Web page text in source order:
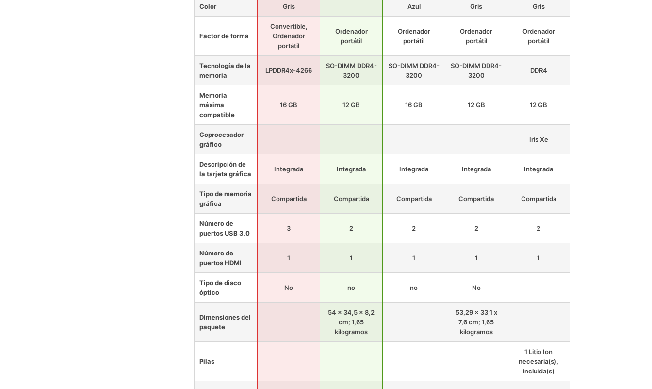
Color Gris Azul Gris Gris
Factor de forma
Convertible,
Ordenador
portátil
Ordenador
portátil
Ordenador
portátil
Ordenador
portátil
Ordenador
portátil
Tecnología de la
memoria
LPDDR4x-4266
SO-DIMM DDR4-
3200
SO-DIMM DDR4-
3200
SO-DIMM DDR4-
3200
DDR4
Memoria
máxima
compatible
16 GB 12 GB 16 GB 12 GB 12 GB
Coprocesador
gráfico
Iris Xe
Descripción de
la tarjeta gráfica
Integrada Integrada Integrada Integrada Integrada
Tipo de memoria
gráfica
Compartida Compartida Compartida Compartida Compartida
Número de
puertos USB 3.0
3 2 2 2 2
Número de
puertos HDMI
1 1 1 1 1
Tipo de disco
óptico
No no no No
Dimensiones del
paquete
54 x 34,5 x 8,2
cm; 1,65
kilogramos
53,29 x 33,1 x
7,6 cm; 1,65
kilogramos
Pilas
1 Litio Ion
necesaria(s),
incluida(s)